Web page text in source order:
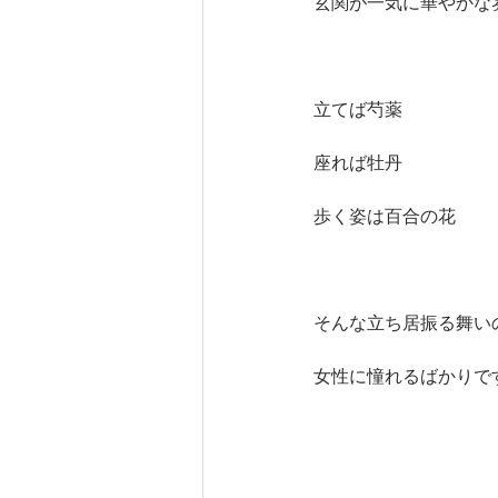
立てば芍薬
座れば牡丹
歩く姿は百合の花
そんな立ち居振る舞い
女性に憧れるばかりで